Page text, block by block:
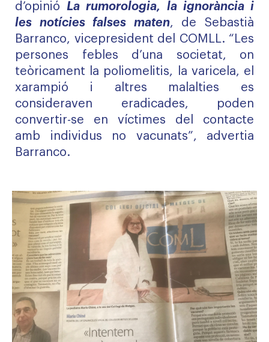
d’opinióLa rumorologia, la ignorància i
les notícies falses maten, de Sebastià
Barranco, vicepresident del COMLL. “Les
persones febles d’una societat, on
teòricament la poliomelitis, la varicela, el
xarampió i altres malalties es
consideraven eradicades, poden
convertir-se en víctimes del contacte
amb individus no vacunats”, advertia
Barranco.